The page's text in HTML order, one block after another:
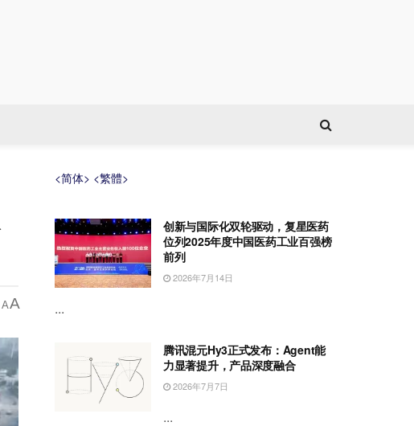
AA
<简体> <繁體>
创新与国际化双轮驱动，复星医药
位列2025年度中国医药工业百强榜
前列
2026年7月14日
...
腾讯混元Hy3正式发布：Agent能
力显著提升，产品深度融合
2026年7月7日
...